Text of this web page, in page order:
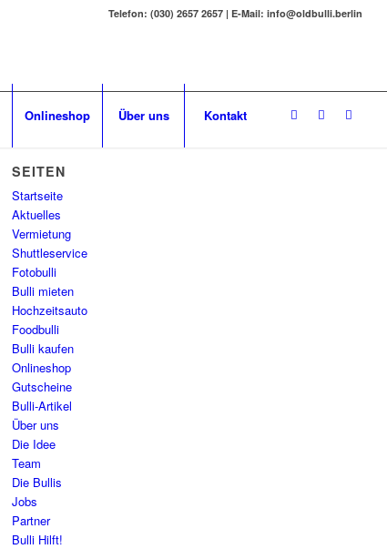
Telefon: (030) 2657 2657 | E-Mail: info@oldbulli.berlin
Onlineshop Über uns Kontakt
SEITEN
Startseite
Aktuelles
Vermietung
Shuttleservice
Fotobulli
Bulli mieten
Hochzeitsauto
Foodbulli
Bulli kaufen
Onlineshop
Gutscheine
Bulli-Artikel
Über uns
Die Idee
Team
Die Bullis
Jobs
Partner
Bulli Hilft!